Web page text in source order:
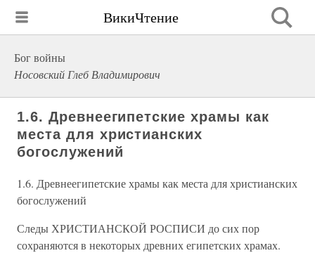
ВикиЧтение
Бог войны
Носовский Глеб Владимирович
1.6. Древнеегипетские храмы как
места для христианских
богослужений
1.6. Древнеегипетские храмы как места для христианских
богослужений
Следы ХРИСТИАНСКОЙ РОСПИСИ до сих пор
сохраняются в некоторых древних египетских храмах.